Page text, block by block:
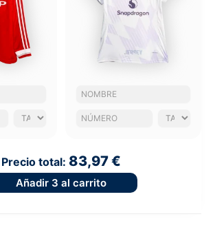
Precio total: 83,97 €
Añadir 3 al carrito